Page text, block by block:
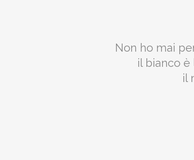
Non ho mai
il bianco è
il